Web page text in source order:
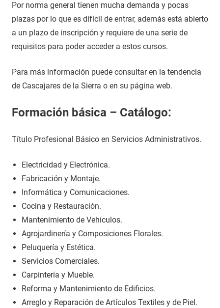
Por norma general tienen mucha demanda y pocas
plazas por lo que es difícil de entrar, además está abierto
a un plazo de inscripción y requiere de una serie de
requisitos para poder acceder a estos cursos.
Para más información puede consultar en la tendencia
de Cascajares de la Sierra o en su página web.
Formación básica – Catálogo:
Título Profesional Básico en Servicios Administrativos.
Electricidad y Electrónica.
Fabricación y Montaje.
Informática y Comunicaciones.
Cocina y Restauración.
Mantenimiento de Vehículos.
Agrojardinería y Composiciones Florales.
Peluquería y Estética.
Servicios Comerciales.
Carpintería y Mueble.
Reforma y Mantenimiento de Edificios.
Arreglo y Reparación de Artículos Textiles y de Piel.